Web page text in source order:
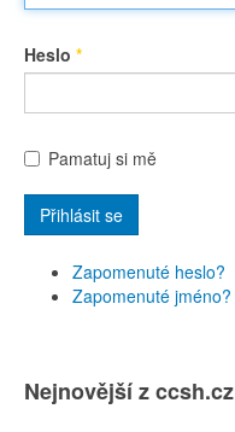
Heslo *
Pamatuj si mě
Přihlásit se
Zapomenuté heslo?
Zapomenuté jméno?
Nejnovější z ccsh.cz